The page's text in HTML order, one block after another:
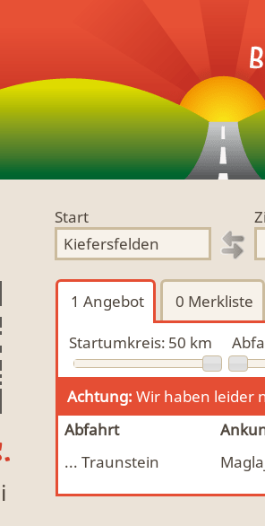
Start
1 Angebot 0 Merkliste
Startumkreis: 50 km
Achtung: Wir haben leider
Abfahrt
... Traunstein